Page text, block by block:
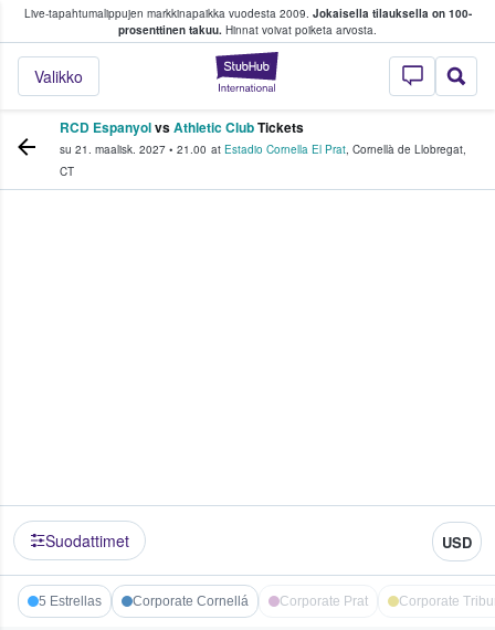
Live-tapahtumalippujen markkinapaikka vuodesta 2009. Jokaisella tilauksella on 100-
prosenttinen takuu. Hinnat voivat poiketa arvosta.
StubHub -
Valikko
fanit ostavat ja myyvät lippuja
RCD EspanyolvsAthletic ClubTickets
su 21. maalisk. 2027 • 21.00 at Estadio Cornella El Prat, Cornellà de Llobregat,
CT
Suodattimet USD
5 Estrellas Corporate Cornellá Corporate Prat Corporate